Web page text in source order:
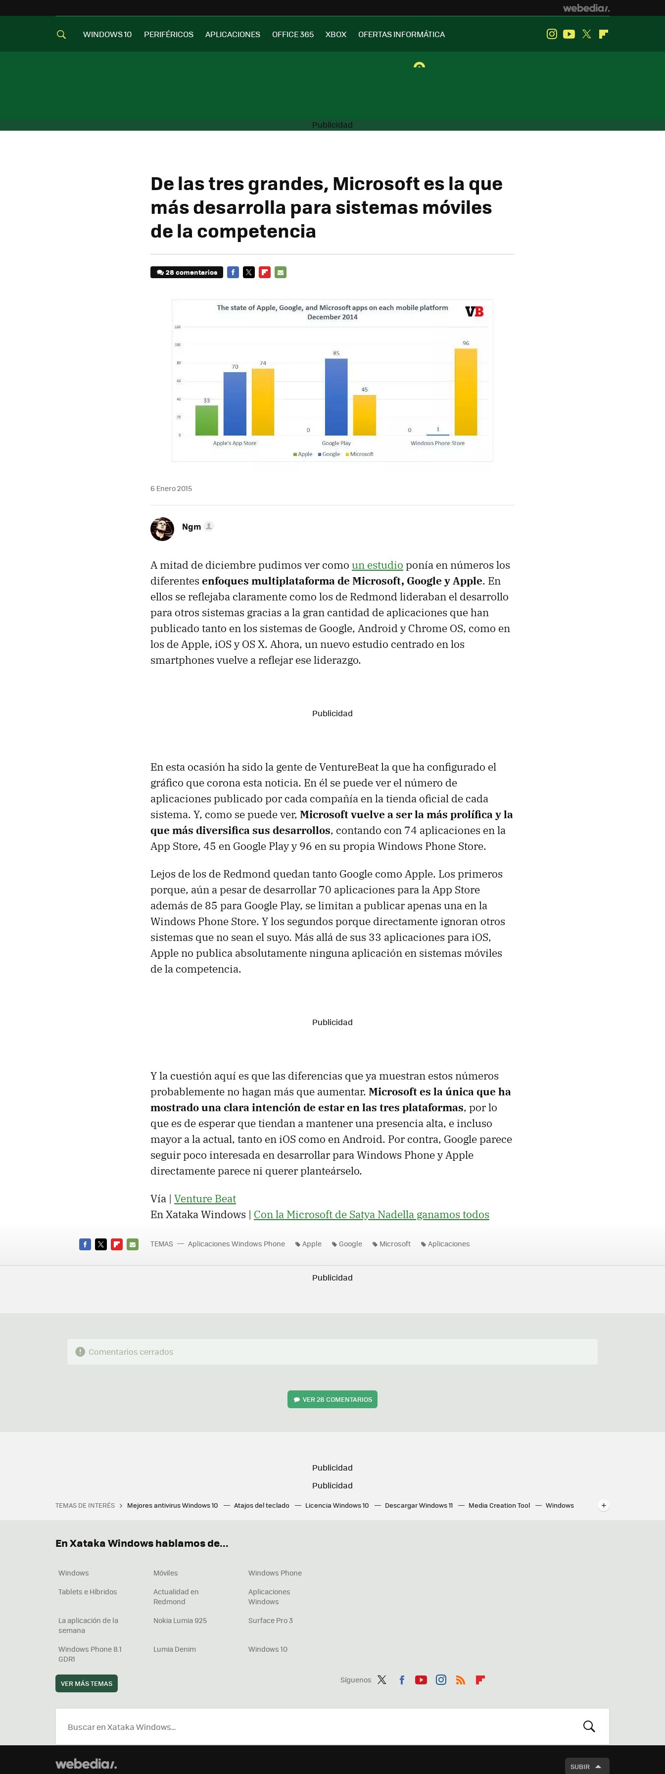
WINDOWS 10 PERIFÉRICOS APLICACIONES OFFICE 365 XBOX OFERTAS INFORMÁTICA InstagramYoutube
Twitter
De las tres grandes, Microsoft es la que
más desarrolla para sistemas móviles
de la competencia
28 comentarios
6 Enero 2015
Ngm
A mitad de diciembre pudimos ver como un estudio ponía en números los
diferentes enfoques multiplataforma de Microsoft, Google y Apple. En
ellos se reflejaba claramente como los de Redmond lideraban el desarrollo
para otros sistemas gracias a la gran cantidad de aplicaciones que han
publicado tanto en los sistemas de Google, Android y Chrome OS, como en
los de Apple, iOS y OS X. Ahora, un nuevo estudio centrado en los
smartphones vuelve a reflejar ese liderazgo.
En esta ocasión ha sido la gente de VentureBeat la que ha configurado el
gráfico que corona esta noticia. En él se puede ver el número de
aplicaciones publicado por cada compañía en la tienda oficial de cada
sistema. Y, como se puede ver, Microsoft vuelve a ser la más prolífica y la
que más diversifica sus desarrollos, contando con 74 aplicaciones en la
App Store, 45 en Google Play y 96 en su propia Windows Phone Store.
Lejos de los de Redmond quedan tanto Google como Apple. Los primeros
porque, aún a pesar de desarrollar 70 aplicaciones para la App Store
además de 85 para Google Play, se limitan a publicar apenas una en la
Windows Phone Store. Y los segundos porque directamente ignoran otros
sistemas que no sean el suyo. Más allá de sus 33 aplicaciones para iOS,
Apple no publica absolutamente ninguna aplicación en sistemas móviles
de la competencia.
Y la cuestión aquí es que las diferencias que ya muestran estos números
probablemente no hagan más que aumentar. Microsoft es la única que ha
mostrado una clara intención de estar en las tres plataformas, por lo
que es de esperar que tiendan a mantener una presencia alta, e incluso
mayor a la actual, tanto en iOS como en Android. Por contra, Google parece
seguir poco interesada en desarrollar para Windows Phone y Apple
directamente parece ni querer planteárselo.
Vía | Venture Beat
En Xataka Windows | Con la Microsoft de Satya Nadella ganamos todos
MAIL
TEMAS Aplicaciones Windows Phone Apple Google Microsoft Aplicaciones
Comentarios cerrados
VER28 COMENTARIOS
TEMAS DE INTERÉS Mejores antivirus Windows 10 Atajos del teclado Licencia Windows 10 Descargar Windows 11 Media Creation Tool
Windows
Síguenos
ter
ebo tub agr
boa
En Xataka Windows hablamos de...
Windows Móviles
Windows Phone
Tablets e Híbridos
Actualidad en
Redmond
Aplicaciones
Windows
La aplicación de la
semana
Nokia Lumia 925 Surface Pro 3
Windows Phone 8.1
GDR1
Lumia Denim Windows 10
VER MÁS TEMAS
BUSCAR
SUBIR